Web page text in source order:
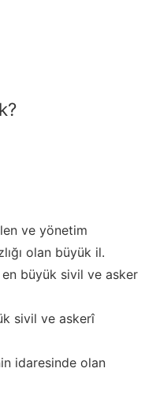
ve yönetim
olan büyük il.
büyük sivil ve asker
sivil ve askerî
idaresinde olan